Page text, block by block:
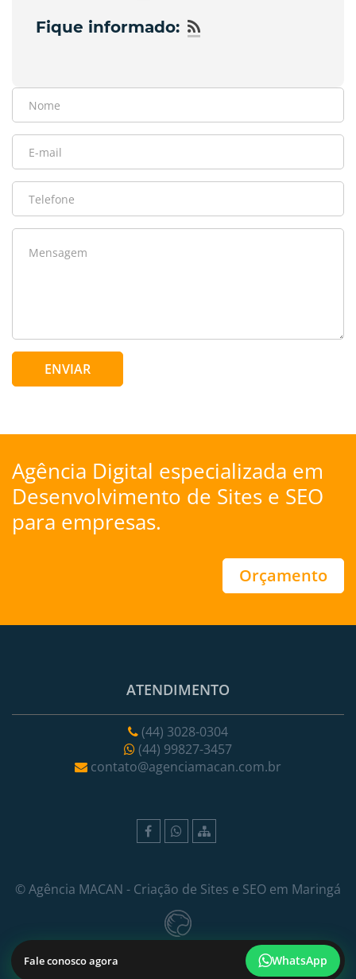
Fique informado:
ENVIAR
Agência Digital especializada em
Desenvolvimento de Sites e SEO
para empresas.
Orçamento
Fale conosco agora WhatsApp
ATENDIMENTO
(44) 3028-0304
(44) 99827-3457
contato@agenciamacan.com.br
©Agência MACAN - Criação de Sites e SEO em Maringá